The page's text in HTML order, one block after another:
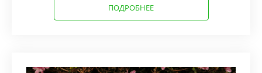
ПОДРОБНЕЕ